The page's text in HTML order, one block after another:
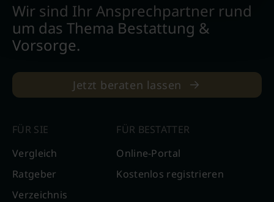
Wir sind Ihr Ansprechpartner rund
um das Thema Bestattung &
Vorsorge.
Jetzt beraten lassen
FÜR SIE
Vergleich
Ratgeber
Verzeichnis
FÜR BESTATTER
Online-Portal
Kostenlos registrieren